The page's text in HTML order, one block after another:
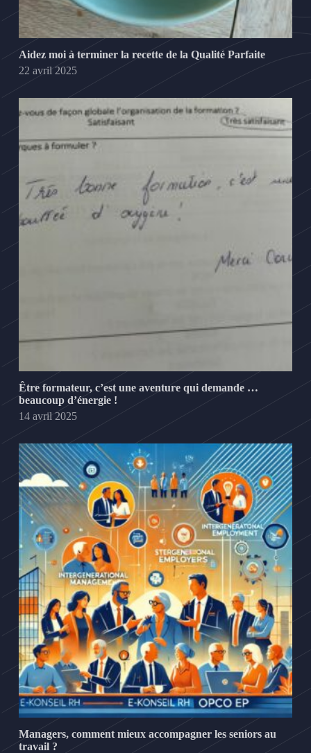
Aidez moi à terminer la recette de la Qualité Parfaite
22 avril 2025
Être formateur, c’est une aventure qui demande …
beaucoup d’énergie !
14 avril 2025
Managers, comment mieux accompagner les seniors au
travail ?